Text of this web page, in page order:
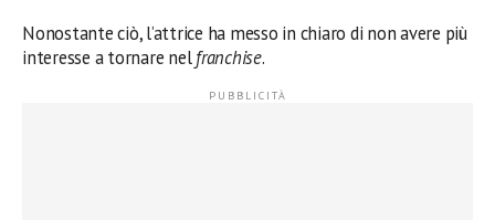
Nonostante ciò, l’attrice ha messo in chiaro di non avere più
interesse a tornare nelfranchise.